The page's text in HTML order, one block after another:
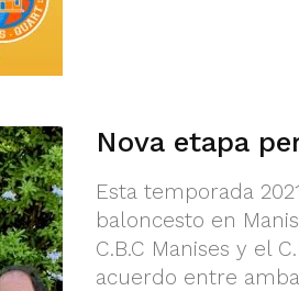
Nova etapa
Esta temporada
baloncesto en
C.B.C Manises y el
acuerdo entre